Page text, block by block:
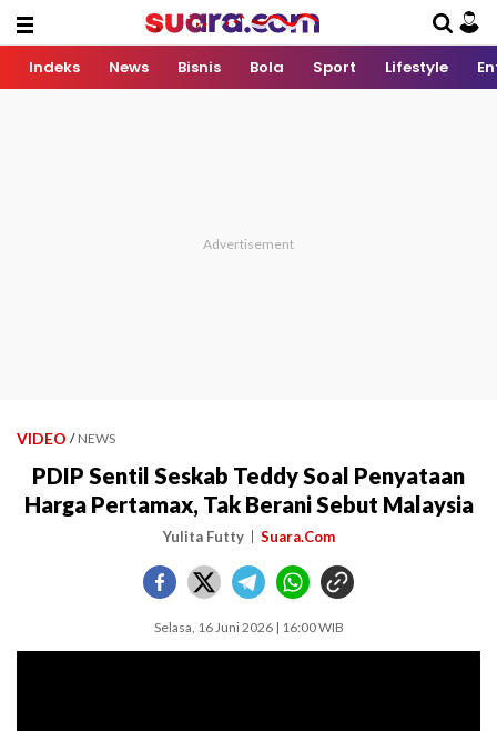
Indeks News Bisnis Bola Sport Lifestyle
VIDEO / NEWS
PDIP Sentil Seskab Teddy Soal Penyataan
Harga Pertamax, Tak Berani Sebut Malaysia
Yulita Futty Suara.Com
Selasa, 16 Juni 2026 | 16:00 WIB